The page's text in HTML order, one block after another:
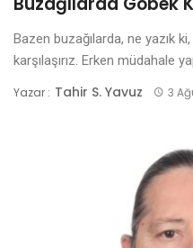
Bazen buzağılarda, ne yazık
karşılaşırız. Erken müdahale
Yazar : Tahir S. Yavuz 3